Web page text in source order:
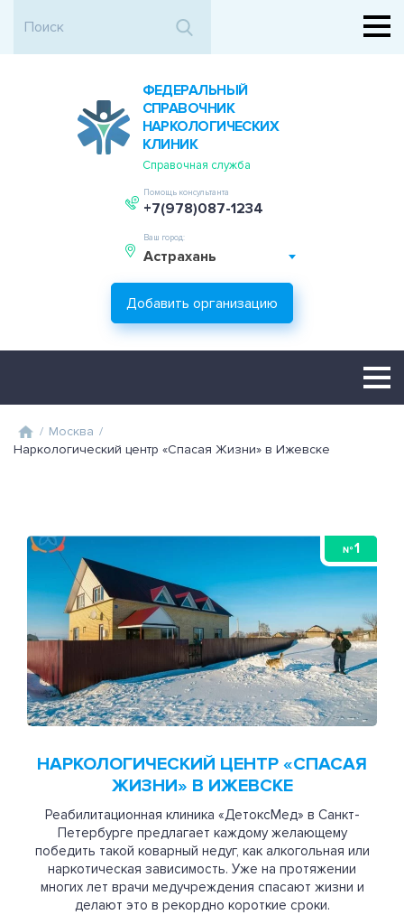
ФЕДЕРАЛЬНЫЙ
СПРАВОЧНИК
НАРКОЛОГИЧЕСКИХ
КЛИНИК
Справочная служба
Помощь консультанта
+7(978)087-1234
Ваш город:
Астрахань
Добавить организацию
/ Москва /
Наркологический центр «Спасая Жизни» в Ижевске
№ 1
НАРКОЛОГИЧЕСКИЙ ЦЕНТР «СПАСАЯ
ЖИЗНИ» В ИЖЕВСКЕ
Реабилитационная клиника «ДетоксМед» в Санкт-
Петербурге предлагает каждому желающему
победить такой коварный недуг, как алкогольная или
наркотическая зависимость. Уже на протяжении
многих лет врачи медучреждения спасают жизни и
делают это в рекордно короткие сроки.